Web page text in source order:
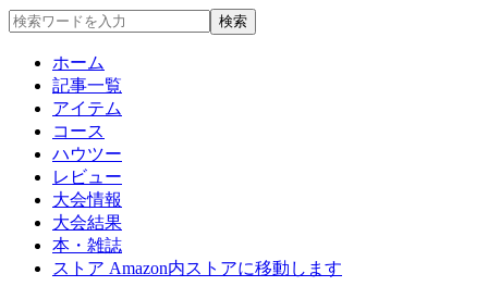
ホーム
記事一覧
アイテム
コース
ハウツー
レビュー
大会情報
大会結果
本・雑誌
ストア Amazon内ストアに移動します